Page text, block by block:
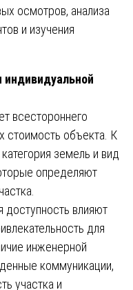
осмотров, анализа
и изучения
всестороннего
стоимость объекта. К
земель и вид
определяют
доступность влияют
для
инженерной
коммуникации,
участка и